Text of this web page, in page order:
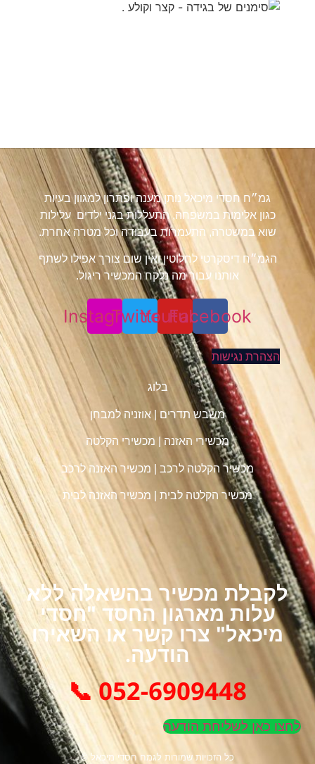
גמ״ח חסדי מיכאל נותן מענה ופתרון למגוון בעיות
כגון אלימות במשפחה, התעללות בגני ילדים עלילות
שוא במשטרה, התעמרות בעבודה וכל מטרה אחרת.
הגמ״ח דיסקרטי לחלוטין ואין שום צורך אפילו לשתף
אותנו עבור מה נלקח המכשיר ריגול.
Facebook
Youtube
Twitter
Instagram
הצהרת נגישות
בלוג
משבש תדרים |אוזניה למבחן
מכשירי האזנה| מכשירי הקלטה
מכשיר הקלטה לרכב מכשיר האזנה לרכב
מכשיר הקלטה לבית מכשיר האזנה לבית
לקבלת מכשיר בהשאלה ללא
עלות מארגון החסד "חסדי
מיכאל" צרו קשר או השאירו
הודעה.
052-6909448 📞
לחצו כאן לשליחת הודעה
כל הזכויות שמורות לגמח חסדי מיכאל ©